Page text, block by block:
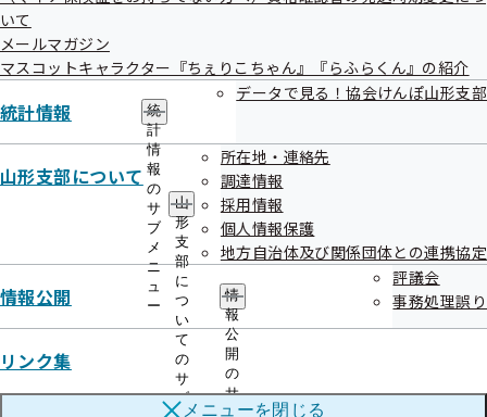
いて
メールマガジン
マスコットキャラクター『ちぇりこちゃん』『らふらくん』の紹介
統計情報
統
計
情
報
の
サ
ブ
メ
ニ
ュ
ー
データで見る！協会けんぽ山形支部
山形支部について
山
形
支
部
に
つ
い
て
の
サ
ブ
所在地・連絡先
調達情報
採用情報
個人情報保護
地方自治体及び関係団体との連携協定
情報公開
情
報
公
開
の
サ
ブ
評議会
事務処理誤り
リンク集
メニューを閉じる
令和7年11月18日
こどもの健康教室の開催について～令和7年度から協会け
んぽで全国的に始動～
令和7年11月6日